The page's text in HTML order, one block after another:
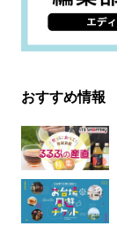
おすすめ情報